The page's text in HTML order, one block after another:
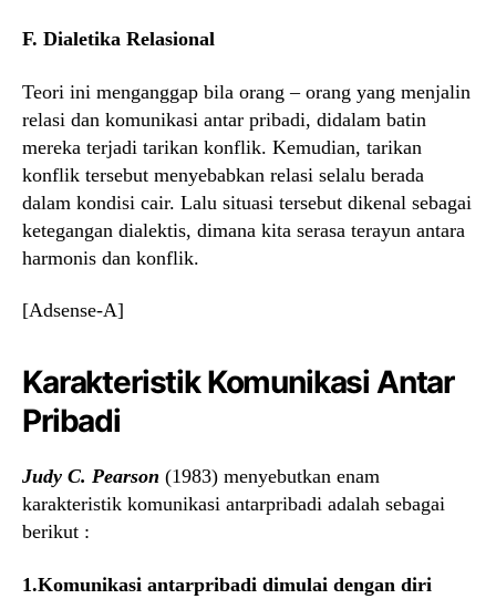
F. Dialetika Relasional
Teori ini menganggap bila orang – orang yang menjalin
relasi dan komunikasi antar pribadi, didalam batin
mereka terjadi tarikan konflik. Kemudian, tarikan
konflik tersebut menyebabkan relasi selalu berada
dalam kondisi cair. Lalu situasi tersebut dikenal sebagai
ketegangan dialektis, dimana kita serasa terayun antara
harmonis dan konflik.
[Adsense-A]
Karakteristik Komunikasi Antar
Pribadi
Judy C. Pearson (1983) menyebutkan enam
karakteristik komunikasi antarpribadi adalah sebagai
berikut :
1.Komunikasi antarpribadi dimulai dengan diri